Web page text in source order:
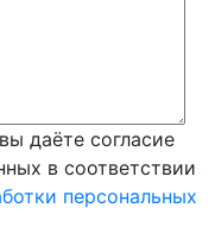
даёте согласие
в соответствии
персональных